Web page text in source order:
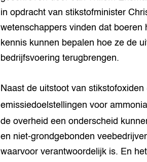
in opdracht van stikstofminister
wetenschappers vinden dat boeren
kennis kunnen bepalen hoe ze de
bedrijfsvoering terugbrengen.
Naast de uitstoot van stikstofoxiden
emissiedoelstellingen voor
de overheid een onderscheid
en niet-grondgebonden
waarvoor verantwoordelijk is. En